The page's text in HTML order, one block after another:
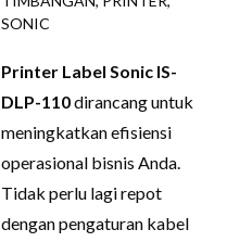
SONIC
Printer Label Sonic IS-
DLP-110dirancang untuk
meningkatkan efisiensi
operasional bisnis Anda.
Tidak perlu lagi repot
dengan pengaturan kabel